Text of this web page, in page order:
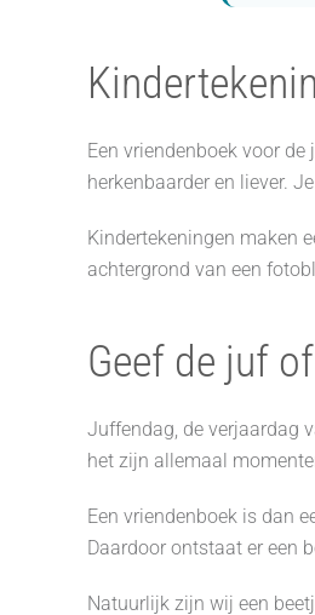
Een vriendenboek voor
herkenbaarder en liever.
Kindertekeningen maken
achtergrond van een
Geef de juf
Juffendag, de verjaardag
het zijn allemaal
Een vriendenboek is dan
Daardoor ontstaat er een
Natuurlijk zijn wij een